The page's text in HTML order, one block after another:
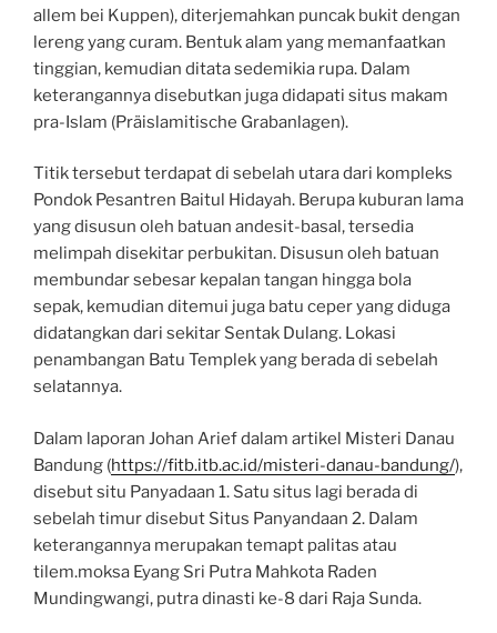
allem bei Kuppen), diterjemahkan puncak bukit dengan
lereng yang curam. Bentuk alam yang memanfaatkan
tinggian, kemudian ditata sedemikia rupa. Dalam
keterangannya disebutkan juga didapati situs makam
pra-Islam (Präislamitische Grabanlagen).
Titik tersebut terdapat di sebelah utara dari kompleks
Pondok Pesantren Baitul Hidayah. Berupa kuburan lama
yang disusun oleh batuan andesit-basal, tersedia
melimpah disekitar perbukitan. Disusun oleh batuan
membundar sebesar kepalan tangan hingga bola
sepak, kemudian ditemui juga batu ceper yang diduga
didatangkan dari sekitar Sentak Dulang. Lokasi
penambangan Batu Templek yang berada di sebelah
selatannya.
Dalam laporan Johan Arief dalam artikel Misteri Danau
Bandung (https://fitb.itb.ac.id/misteri-danau-bandung/),
disebut situ Panyadaan 1. Satu situs lagi berada di
sebelah timur disebut Situs Panyandaan 2. Dalam
keterangannya merupakan temapt palitas atau
tilem.moksa Eyang Sri Putra Mahkota Raden
Mundingwangi, putra dinasti ke-8 dari Raja Sunda.